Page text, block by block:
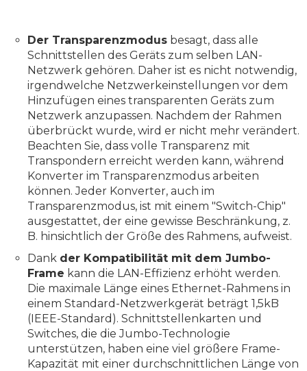
Der Transparenzmodus besagt, dass alle
Schnittstellen des Geräts zum selben LAN-
Netzwerk gehören. Daher ist es nicht notwendig,
irgendwelche Netzwerkeinstellungen vor dem
Hinzufügen eines transparenten Geräts zum
Netzwerk anzupassen. Nachdem der Rahmen
überbrückt wurde, wird er nicht mehr verändert.
Beachten Sie, dass volle Transparenz mit
Transpondern erreicht werden kann, während
Konverter im Transparenzmodus arbeiten
können. Jeder Konverter, auch im
Transparenzmodus, ist mit einem "Switch-Chip"
ausgestattet, der eine gewisse Beschränkung, z.
B. hinsichtlich der Größe des Rahmens, aufweist.
Dank der Kompatibilität mit dem Jumbo-
Frame kann die LAN-Effizienz erhöht werden.
Die maximale Länge eines Ethernet-Rahmens in
einem Standard-Netzwerkgerät beträgt 1,5kB
(IEEE-Standard). Schnittstellenkarten und
Switches, die die Jumbo-Technologie
unterstützen, haben eine viel größere Frame-
Kapazität mit einer durchschnittlichen Länge von